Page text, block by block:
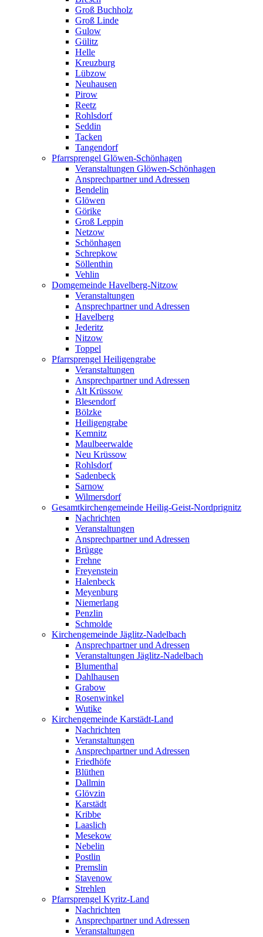
Groß Buchholz
Groß Linde
Gulow
Gülitz
Helle
Kreuzburg
Lübzow
Neuhausen
Pirow
Reetz
Rohlsdorf
Seddin
Tacken
Tangendorf
Pfarrsprengel Glöwen-Schönhagen
Veranstaltungen Glöwen-Schönhagen
Ansprechpartner und Adressen
Bendelin
Glöwen
Görike
Groß Leppin
Netzow
Schönhagen
Schrepkow
Söllenthin
Vehlin
Domgemeinde Havelberg-Nitzow
Veranstaltungen
Ansprechpartner und Adressen
Havelberg
Jederitz
Nitzow
Toppel
Pfarrsprengel Heiligengrabe
Veranstaltungen
Ansprechpartner und Adressen
Alt Krüssow
Blesendorf
Bölzke
Heiligengrabe
Kemnitz
Maulbeerwalde
Neu Krüssow
Rohlsdorf
Sadenbeck
Sarnow
Wilmersdorf
Gesamtkirchengemeinde Heilig-Geist-Nordprignitz
Nachrichten
Veranstaltungen
Ansprechpartner und Adressen
Brügge
Frehne
Freyenstein
Halenbeck
Meyenburg
Niemerlang
Penzlin
Schmolde
Kirchengemeinde Jäglitz-Nadelbach
Ansprechpartner und Adressen
Veranstaltungen Jäglitz-Nadelbach
Blumenthal
Dahlhausen
Grabow
Rosenwinkel
Wutike
Kirchengemeinde Karstädt-Land
Nachrichten
Veranstaltungen
Ansprechpartner und Adressen
Friedhöfe
Blüthen
Dallmin
Glövzin
Karstädt
Kribbe
Laaslich
Mesekow
Nebelin
Postlin
Premslin
Stavenow
Strehlen
Pfarrsprengel Kyritz-Land
Nachrichten
Ansprechpartner und Adressen
Veranstaltungen